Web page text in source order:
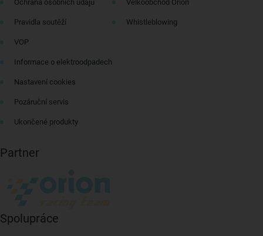
Ochrana osobních údajů
Pravidla soutěží
VOP
Informace o elektroodpadech
Nastavení cookies
Pozáruční servis
Ukončené produkty
Velkoobchod Orion
Whistleblowing
Partner
Spolupráce